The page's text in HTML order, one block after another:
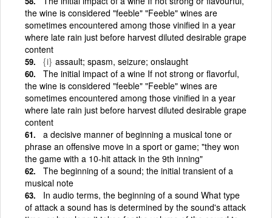
the wine is considered "feeble" "Feeble" wines are
sometimes encountered among those vinified in a year
where late rain just before harvest diluted desirable grape
content
{i} assault; spasm, seizure; onslaught
The initial impact of a wine If not strong or flavorful,
the wine is considered "feeble" "Feeble" wines are
sometimes encountered among those vinified in a year
where late rain just before harvest diluted desirable grape
content
a decisive manner of beginning a musical tone or
phrase an offensive move in a sport or game; "they won
the game with a 10-hit attack in the 9th inning"
The beginning of a sound; the initial transient of a
musical note
In audio terms, the beginning of a sound What type
of attack a sound has is determined by the sound's attack